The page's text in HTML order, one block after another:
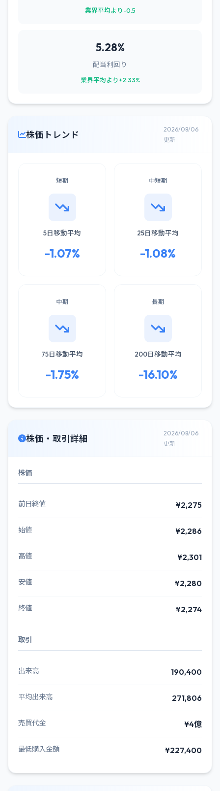
業界平均より-0.5
5.28%
配当利回り
業界平均より+2.33%
株価トレンド
2026/08/06
更新
短期
5日移動平均
-1.07%
中短期
25日移動平均
-1.08%
中期
75日移動平均
-1.75%
長期
200日移動平均
-16.10%
株価・取引詳細
2026/08/06
更新
株価
前日終値 ¥2,275
始値 ¥2,286
高値 ¥2,301
安値 ¥2,280
終値 ¥2,274
取引
出来高 190,400
平均出来高 271,806
売買代金 ¥4億
最低購入金額 ¥227,400